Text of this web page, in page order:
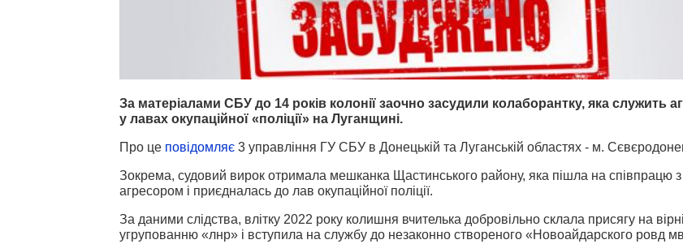
За матеріалами СБУ до 14 років колонії заочно засудили колаборантку, яка служить
у лавах окупаційної «поліції» на Луганщині.
Про це повідомляє 3 управління ГУ СБУ в Донецькій та Луганській областях - м.
Зокрема, судовий вирок отримала мешканка Щастинського району, яка пішла на співпрацю з
агресором і приєдналась до лав окупаційної поліції.
За даними слідства, влітку 2022 року колишня вчителька добровільно склала присягу на
угрупованню «лнр» і вступила на службу до незаконно створеного «Новоайдарского ровд